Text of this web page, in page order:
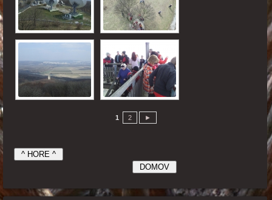
1 2 ►